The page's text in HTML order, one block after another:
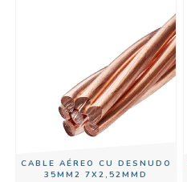
CABLE AÉREO CU DESNUDO
35MM2 7X2,52MMD